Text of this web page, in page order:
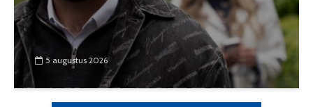
5 augustus 2026